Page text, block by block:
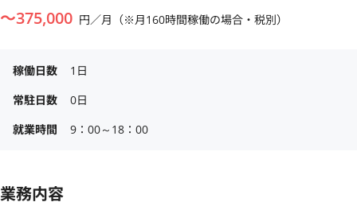
〜375,000 円／月（※月160時間稼働の場合・税別）
稼働日数
1日
常駐日数
0日
就業時間
9：00～18：00
業務内容